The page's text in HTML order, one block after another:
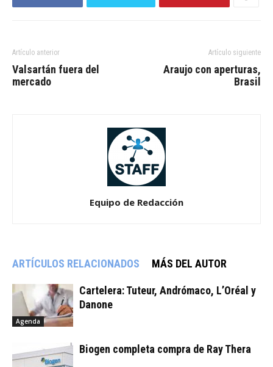
Artículo anterior
Valsartán fuera del
mercado
Artículo siguiente
Araujo con aperturas,
Brasil
Equipo de Redacción
ARTÍCULOS RELACIONADOS MÁS DEL AUTOR
Agenda
Cartelera: Tuteur, Andrómaco, L’Oréal y
Danone
Biogen completa compra de Ray Thera